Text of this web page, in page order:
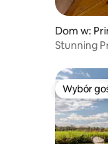
Dom w:
Stunning
Wybór
Wybór